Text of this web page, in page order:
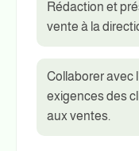
Rédaction et
vente à la
Collaborer avec
exigences des
aux ventes.